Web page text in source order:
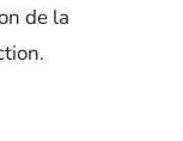
de la